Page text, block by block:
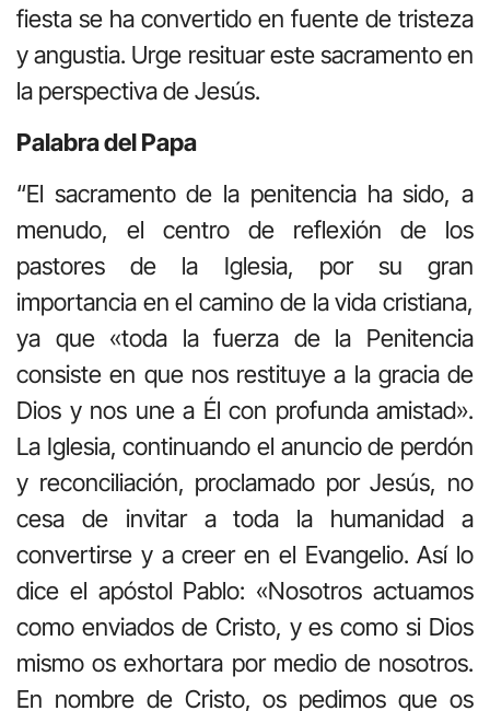
fiesta se ha convertido en fuente de tristeza
y angustia. Urge resituar este sacramento en
la perspectiva de Jesús.
Palabra del Papa
“El sacramento de la penitencia ha sido, a
menudo, el centro de reflexión de los
pastores de la Iglesia, por su gran
importancia en el camino de la vida cristiana,
ya que «toda la fuerza de la Penitencia
consiste en que nos restituye a la gracia de
Dios y nos une a Él con profunda amistad».
La Iglesia, continuando el anuncio de perdón
y reconciliación, proclamado por Jesús, no
cesa de invitar a toda la humanidad a
convertirse y a creer en el Evangelio. Así lo
dice el apóstol Pablo: «Nosotros actuamos
como enviados de Cristo, y es como si Dios
mismo os exhortara por medio de nosotros.
En nombre de Cristo, os pedimos que os